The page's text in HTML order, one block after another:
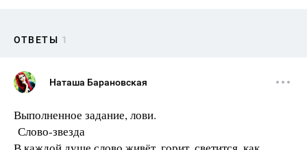
ОТВЕТЫ 1
Наташа Барановская
Выполненное задание, лови.
Слово-звезда